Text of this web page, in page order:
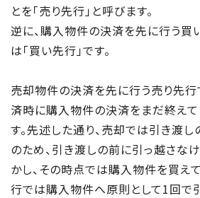
とを「売り先行」と呼びます。
逆に、購入物件の決済を先に行う買
は「買い先行」です。
売却物件の決済を先に行う売り先行
済時に購入物件の決済をまだ終え
す。先述した通り、売却では引き渡
のため、引き渡しの前に引っ越さな
かし、その時点では購入物件を買え
行では購入物件へ原則として1回で